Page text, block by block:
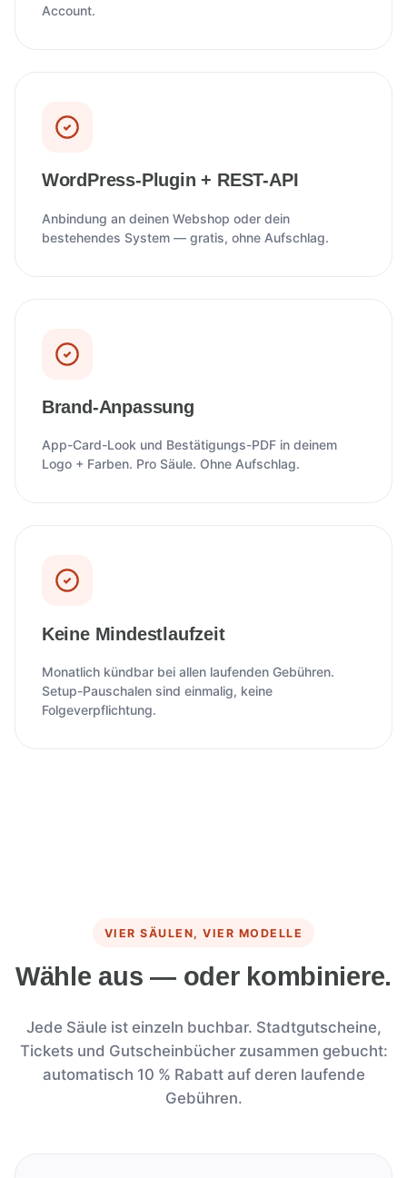
Account.
WordPress-Plugin + REST-API
Anbindung an deinen Webshop oder dein
bestehendes System — gratis, ohne Aufschlag.
Brand-Anpassung
App-Card-Look und Bestätigungs-PDF in deinem
Logo + Farben. Pro Säule. Ohne Aufschlag.
Keine Mindestlaufzeit
Monatlich kündbar bei allen laufenden Gebühren.
Setup-Pauschalen sind einmalig, keine
Folgeverpflichtung.
VIER SÄULEN, VIER MODELLE
Wähle aus — oder kombiniere.
Jede Säule ist einzeln buchbar. Stadtgutscheine,
Tickets und Gutscheinbücher zusammen gebucht:
automatisch 10 % Rabatt auf deren laufende
Gebühren.